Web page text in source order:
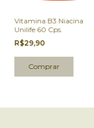
Vitamina B3 Niacina
Unilife 60 Cps.
R$29,90